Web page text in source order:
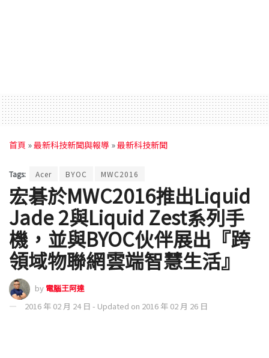
首頁 »最新科技新聞與報導 »最新科技新聞
Tags: Acer BYOC MWC2016
宏碁於MWC2016推出Liquid
Jade 2與Liquid Zest系列手
機，並與BYOC伙伴展出『跨
領域物聯網雲端智慧生活』
by 電腦王阿達
2016 年 02 月 24 日 - Updated on 2016 年 02 月 26 日